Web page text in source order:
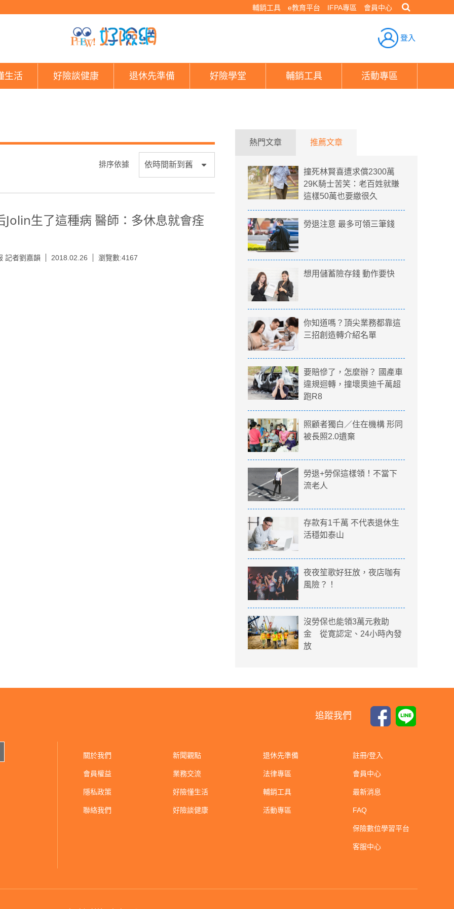
輔銷工具 e教育平台 IFPA專區 會員中心
登入
生活 好險談健康 退休先準備 好險學堂 輔銷工具 活動專區
排序依據
Jolin生了這種病 醫師：多休息就會痊
記者劉嘉韻 2018.02.26 瀏覽數:4167
熱門文章 推薦文章
撞死林賢喜遭求償2300萬
29K騎士苦笑：老百姓就賺
這樣50萬也要繳很久
勞退注意 最多可領三筆錢
想用儲蓄險存錢 動作要快
你知道嗎？頂尖業務都靠這
三招創造轉介紹名單
要賠慘了，怎麼辦？ 國產車
違規迴轉，撞壞奧迪千萬超
跑R8
照顧者獨白／住在機構 形同
被長照2.0遺棄
勞退+勞保這樣領！不當下
流老人
存款有1千萬 不代表退休生
活穩如泰山
夜夜笙歌好狂放，夜店咖有
風險？！
沒勞保也能領3萬元救助
金 從寛認定、24小時內發
放
追蹤我們
關於我們
會員權益
隱私政策
聯絡我們
新聞觀點
業務交流
好險懂生活
好險談健康
退休先準備
法律專區
輔銷工具
活動專區
註冊/登入
會員中心
最新消息
FAQ
保險數位學習平台
客服中心